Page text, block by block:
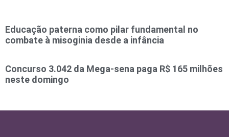
Educação paterna como pilar fundamental no
combate à misoginia desde a infância
Concurso 3.042 da Mega-sena paga R$ 165 milhões
neste domingo